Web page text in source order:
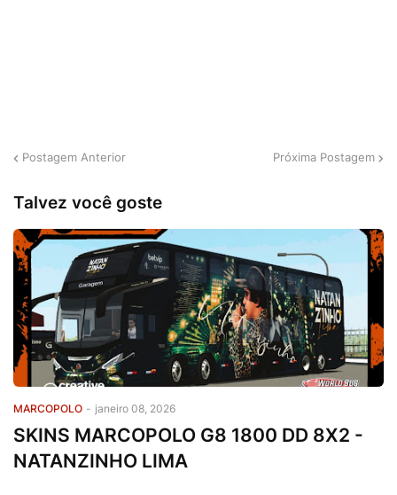
Postagem Anterior Próxima Postagem
Talvez você goste
MARCOPOLO - janeiro 08, 2026
SKINS MARCOPOLO G8 1800 DD 8X2 -
NATANZINHO LIMA